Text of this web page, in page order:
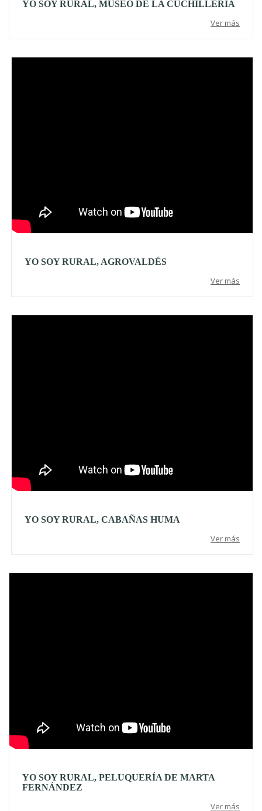
YO SOY RURAL, MUSEO DE LA CUCHILLERÍA
Ver más
YO SOY RURAL, AGROVALDÉS
Ver más
YO SOY RURAL, CABAÑAS HUMA
Ver más
YO SOY RURAL, PELUQUERÍA DE MARTA
FERNÁNDEZ
Ver más